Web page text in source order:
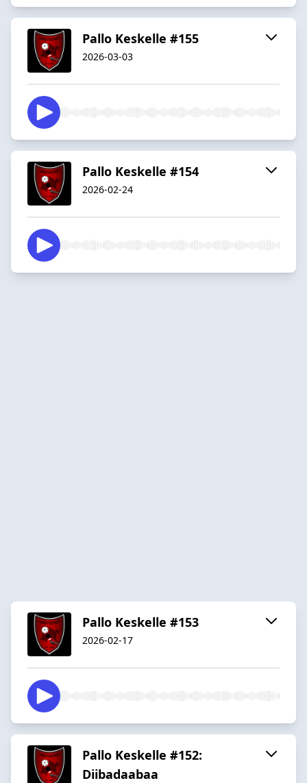
Pallo Keskelle #155
2026-03-03
Pallo Keskelle #154
2026-02-24
Pallo Keskelle #153
2026-02-17
Pallo Keskelle #152:
Diibadaabaa